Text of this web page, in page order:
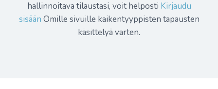
hallinnoitava tilaustasi, voit helposti Kirjaudu
sisään Omille sivuille kaikentyyppisten tapausten
käsittelyä varten.